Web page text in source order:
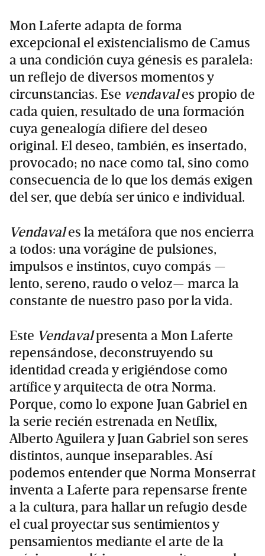
Mon Laferte adapta de forma
excepcional el existencialismo de Camus
a una condición cuya génesis es paralela:
un reflejo de diversos momentos y
circunstancias. Ese vendavales propio de
cada quien, resultado de una formación
cuya genealogía difiere del deseo
original. El deseo, también, es insertado,
provocado; no nace como tal, sino como
consecuencia de lo que los demás exigen
del ser, que debía ser único e individual.
Vendavales la metáfora que nos encierra
a todos: una vorágine de pulsiones,
impulsos e instintos, cuyo compás —
lento, sereno, raudo o veloz— marca la
constante de nuestro paso por la vida.
Este Vendavalpresenta a Mon Laferte
repensándose, deconstruyendo su
identidad creada y erigiéndose como
artífice y arquitecta de otra Norma.
Porque, como lo expone Juan Gabriel en
la serie recién estrenada en Netflix,
Alberto Aguilera y Juan Gabriel son seres
distintos, aunque inseparables. Así
podemos entender que Norma Monserrat
inventa a Laferte para repensarse frente
a la cultura, para hallar un refugio desde
el cual proyectar sus sentimientos y
pensamientos mediante el arte de la